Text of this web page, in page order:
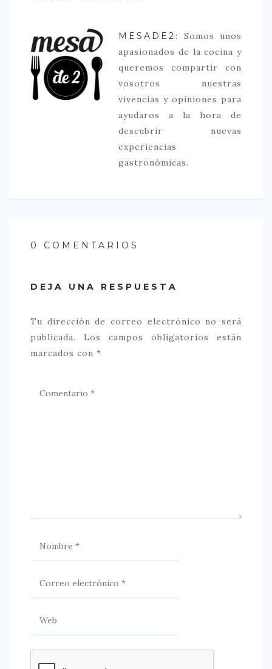
MESADE2 : Somos unos
apasionados de la cocina y
queremos compartir con
vosotros nuestras
vivencias y opiniones para
ayudaros a la hora de
descubrir nuevas
experiencias
gastronómicas.
0 COMENTARIOS
DEJA UNA RESPUESTA
Tu dirección de correo electrónico no será
publicada.
Los campos obligatorios están
marcados con *